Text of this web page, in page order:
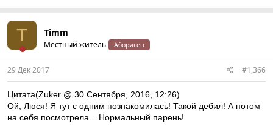
T Timm
Местный житель Абориген
29 Дек 2017 #1,366
Цитата(Zuker @ 30 Сентября, 2016, 12:26)
Ой, Люся! Я тут с одним познакомилась! Такой дебил! А потом
на себя посмотрела... Нормальный парень!